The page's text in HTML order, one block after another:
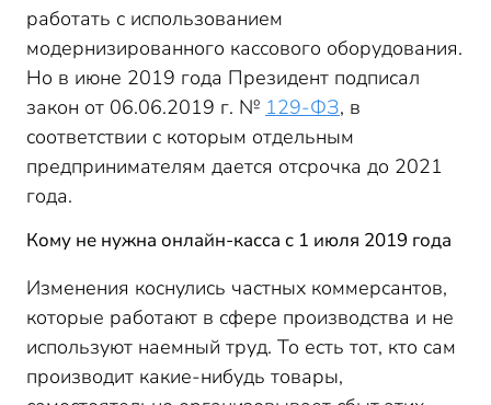
работать с использованием
модернизированного кассового оборудования.
Но в июне 2019 года Президент подписал
закон от 06.06.2019 г. № 129-ФЗ, в
соответствии с которым отдельным
предпринимателям дается отсрочка до 2021
года.
Кому не нужна онлайн-касса с 1 июля 2019 года
Изменения коснулись частных коммерсантов,
которые работают в сфере производства и не
используют наемный труд. То есть тот, кто сам
производит какие-нибудь товары,